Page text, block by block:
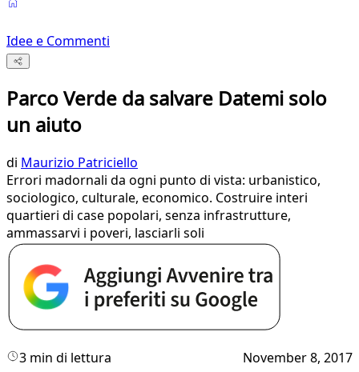
Idee e Commenti
Parco Verde da salvare Datemi solo
un aiuto
di Maurizio Patriciello
Errori madornali da ogni punto di vista: urbanistico,
sociologico, culturale, economico. Costruire interi
quartieri di case popolari, senza infrastrutture,
ammassarvi i poveri, lasciarli soli
3 min di lettura November 8, 2017